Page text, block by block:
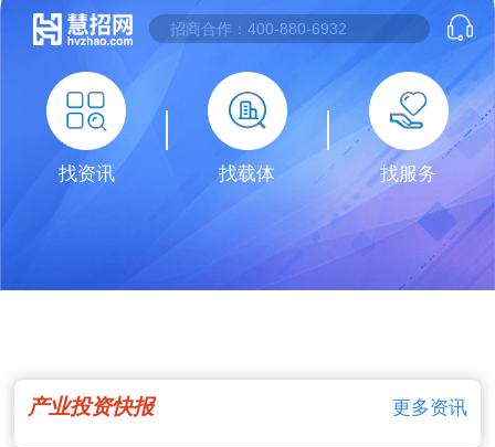
找资讯 找载体 找服务
产业投资快报 更多资讯